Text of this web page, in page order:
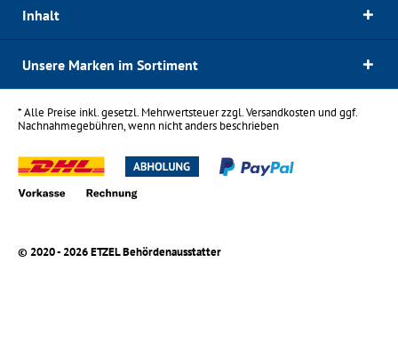
Inhalt
Unsere Marken im Sortiment
* Alle Preise inkl. gesetzl. Mehrwertsteuer zzgl.Versandkostenund ggf.
Nachnahmegebühren, wenn nicht anders beschrieben
© 2020 - 2026 ETZEL Behördenausstatter